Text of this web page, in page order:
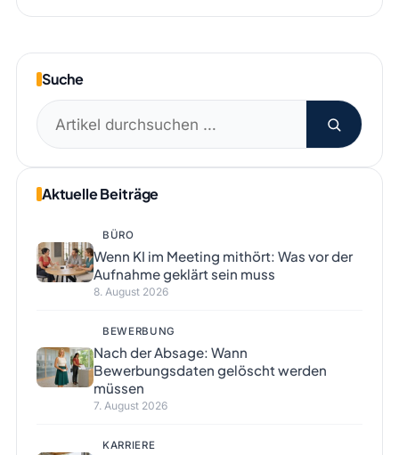
Suche
Suchen
nach:
Aktuelle Beiträge
BÜRO
Wenn KI im Meeting mithört: Was vor der
Aufnahme geklärt sein muss
8. August 2026
BEWERBUNG
Nach der Absage: Wann
Bewerbungsdaten gelöscht werden
müssen
7. August 2026
KARRIERE